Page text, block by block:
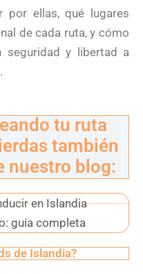
por ellas, qué lugares
de cada ruta, y cómo
seguridad y libertad a
tu ruta
también
nuestro blog:
en Islandia
guía completa
de Islandia?